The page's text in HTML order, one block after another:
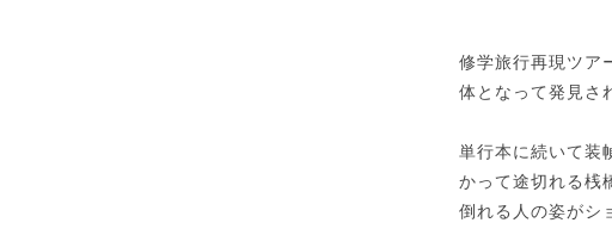
修学旅行再現ツア
体となって発見さ
単行本に続いて装
かって途切れる桟
倒れる人の姿がシ